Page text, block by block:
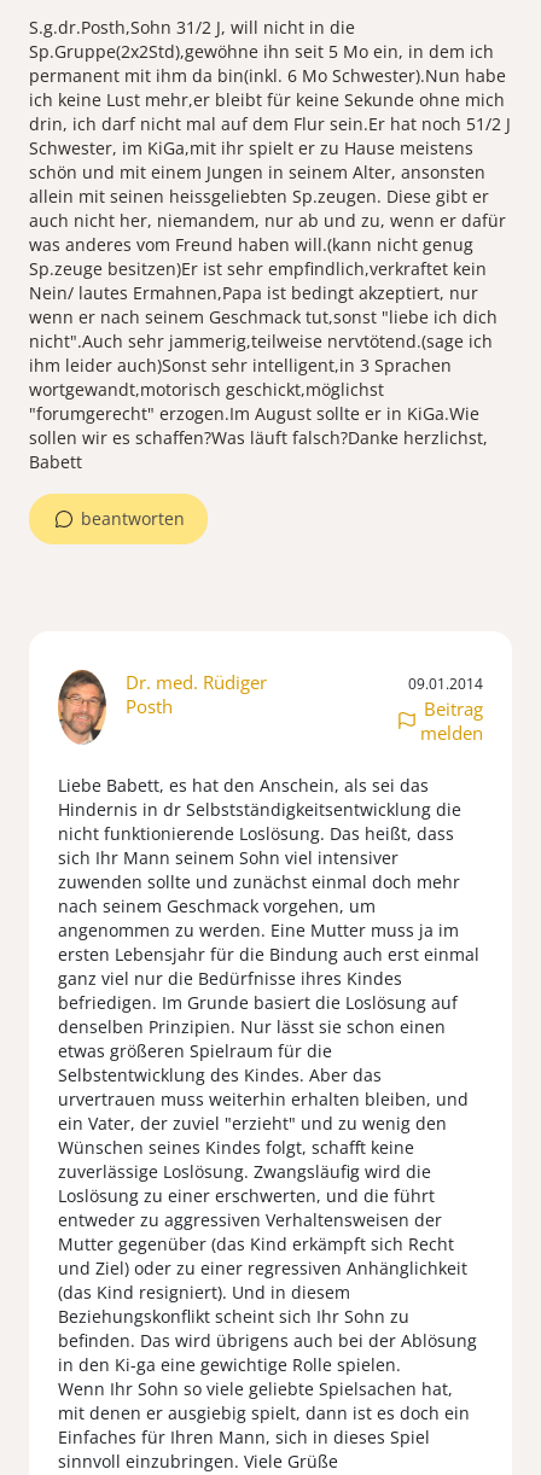
S.g.dr.Posth,Sohn 31/2 J, will nicht in die
Sp.Gruppe(2x2Std),gewöhne ihn seit 5 Mo ein, in dem ich
permanent mit ihm da bin(inkl. 6 Mo Schwester).Nun habe
ich keine Lust mehr,er bleibt für keine Sekunde ohne mich
drin, ich darf nicht mal auf dem Flur sein.Er hat noch 51/2 J
Schwester, im KiGa,mit ihr spielt er zu Hause meistens
schön und mit einem Jungen in seinem Alter, ansonsten
allein mit seinen heissgeliebten Sp.zeugen. Diese gibt er
auch nicht her, niemandem, nur ab und zu, wenn er dafür
was anderes vom Freund haben will.(kann nicht genug
Sp.zeuge besitzen)Er ist sehr empfindlich,verkraftet kein
Nein/ lautes Ermahnen,Papa ist bedingt akzeptiert, nur
wenn er nach seinem Geschmack tut,sonst "liebe ich dich
nicht".Auch sehr jammerig,teilweise nervtötend.(sage ich
ihm leider auch)Sonst sehr intelligent,in 3 Sprachen
wortgewandt,motorisch geschickt,möglichst
"forumgerecht" erzogen.Im August sollte er in KiGa.Wie
sollen wir es schaffen?Was läuft falsch?Danke herzlichst,
Babett
beantworten
Dr. med. Rüdiger
Posth
09.01.2014
Beitrag
melden
Liebe Babett, es hat den Anschein, als sei das
Hindernis in dr Selbstständigkeitsentwicklung die
nicht funktionierende Loslösung. Das heißt, dass
sich Ihr Mann seinem Sohn viel intensiver
zuwenden sollte und zunächst einmal doch mehr
nach seinem Geschmack vorgehen, um
angenommen zu werden. Eine Mutter muss ja im
ersten Lebensjahr für die Bindung auch erst einmal
ganz viel nur die Bedürfnisse ihres Kindes
befriedigen. Im Grunde basiert die Loslösung auf
denselben Prinzipien. Nur lässt sie schon einen
etwas größeren Spielraum für die
Selbstentwicklung des Kindes. Aber das
urvertrauen muss weiterhin erhalten bleiben, und
ein Vater, der zuviel "erzieht" und zu wenig den
Wünschen seines Kindes folgt, schafft keine
zuverlässige Loslösung. Zwangsläufig wird die
Loslösung zu einer erschwerten, und die führt
entweder zu aggressiven Verhaltensweisen der
Mutter gegenüber (das Kind erkämpft sich Recht
und Ziel) oder zu einer regressiven Anhänglichkeit
(das Kind resigniert). Und in diesem
Beziehungskonflikt scheint sich Ihr Sohn zu
befinden. Das wird übrigens auch bei der Ablösung
in den Ki-ga eine gewichtige Rolle spielen.
Wenn Ihr Sohn so viele geliebte Spielsachen hat,
mit denen er ausgiebig spielt, dann ist es doch ein
Einfaches für Ihren Mann, sich in dieses Spiel
sinnvoll einzubringen. Viele Grüße